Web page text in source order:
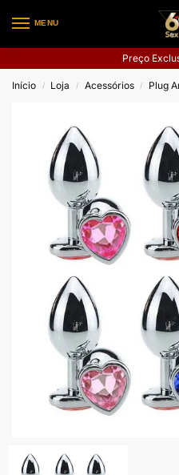
MENU
Preço
Início / Loja / Acessórios / Plug